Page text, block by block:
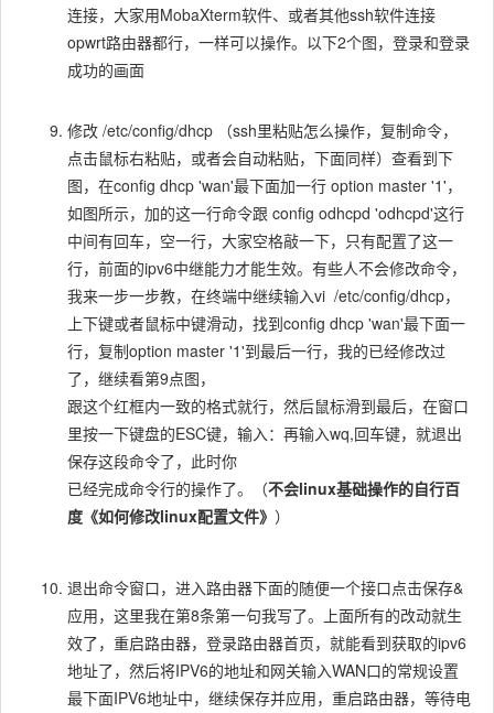
连接，大家用MobaXterm软件、或者其他ssh软件连接
opwrt路由器都行，一样可以操作。以下2个图，登录和登录
成功的画面
修改 /etc/config/dhcp （ssh里粘贴怎么操作，复制命令，
点击鼠标右粘贴，或者会自动粘贴，下面同样）查看到下
图，在config dhcp 'wan'最下面加一行 option master '1'，
如图所示，加的这一行命令跟 config odhcpd 'odhcpd'这行
中间有回车，空一行，大家空格敲一下，只有配置了这一
行，前面的ipv6中继能力才能生效。有些人不会修改命令，
我来一步一步教，在终端中继续输入vi /etc/config/dhcp，
上下键或者鼠标中键滑动，找到config dhcp 'wan'最下面一
行，复制option master '1'到最后一行，我的已经修改过
了，继续看第9点图，
跟这个红框内一致的格式就行，然后鼠标滑到最后，在窗口
里按一下键盘的ESC键，输入：再输入wq,回车键，就退出
保存这段命令了，此时你
已经完成命令行的操作了。（不会linux基础操作的自行百
度《如何修改linux配置文件》 ）
退出命令窗口，进入路由器下面的随便一个接口点击保存&
应用，这里我在第8条第一句我写了。上面所有的改动就生
效了，重启路由器，登录路由器首页，就能看到获取的ipv6
地址了，然后将IPV6的地址和网关输入WAN口的常规设置
最下面IPV6地址中，继续保存并应用，重启路由器，等待电